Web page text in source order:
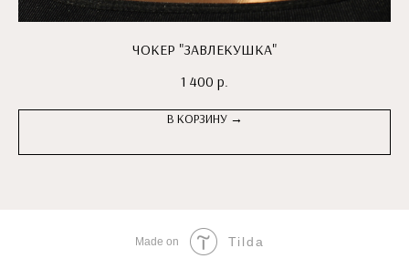
ЧОКЕР "ЗАВЛЕКУШКА"
1 400 р.
В КОРЗИНУ →
Made on Tilda